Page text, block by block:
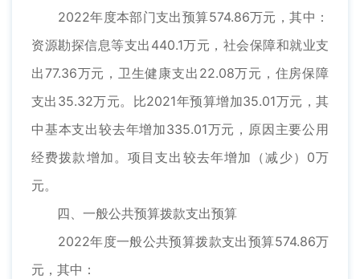
2022年度本部门支出预算574.86万元，其中：
资源勘探信息等支出440.1万元，社会保障和就业支
出77.36万元，卫生健康支出22.08万元，住房保障
支出35.32万元。比2021年预算增加35.01万元，其
中基本支出较去年增加335.01万元，原因主要公用
经费拨款增加。项目支出较去年增加（减少）0万
元。
四、一般公共预算拨款支出预算
2022年度一般公共预算拨款支出预算574.86万
元，其中：